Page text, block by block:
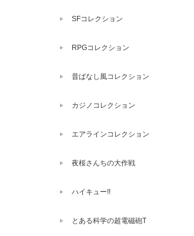
SFコレクション
RPGコレクション
昔ばなし風コレクション
カジノコレクション
エアラインコレクション
夜桜さんちの大作戦
ハイキュー!!
とある科学の超電磁砲T